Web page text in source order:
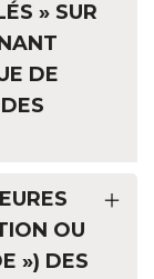
» SUR
DE
OU
») DES